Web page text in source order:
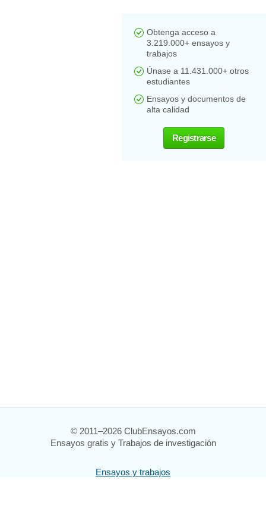
Obtenga acceso a
3.219.000+ ensayos y
trabajos
Únase a 11.431.000+ otros
estudiantes
Ensayos y documentos de
alta calidad
Registrarse
© 2011–2026 ClubEnsayos.com
Ensayos gratis y Trabajos de investigación
Ensayos y trabajos